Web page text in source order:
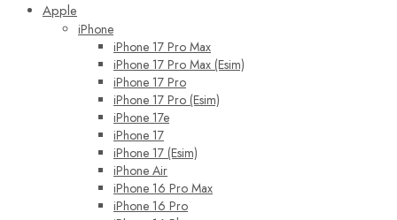
Apple
iPhone
iPhone 17 Pro Max
iPhone 17 Pro Max (Esim)
iPhone 17 Pro
iPhone 17 Pro (Esim)
iPhone 17e
iPhone 17
iPhone 17 (Esim)
iPhone Air
iPhone 16 Pro Max
iPhone 16 Pro